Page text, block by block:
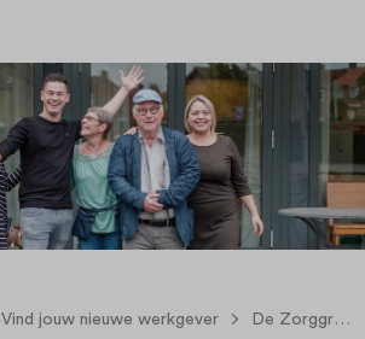
Vind jouw nieuwe werkgever De Zorggroep